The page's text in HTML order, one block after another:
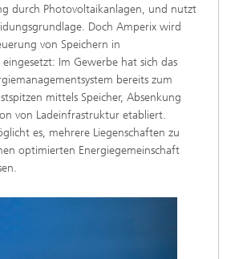
durch Photovoltaikanlagen, und nutzt
Doch Amperix wird
von Speichern in
eingesetzt: Im Gewerbe hat sich das
bereits zum
mittels Speicher, Absenkung
von Ladeinfrastruktur etabliert.
es, mehrere Liegenschaften zu
optimierten Energiegemeinschaft